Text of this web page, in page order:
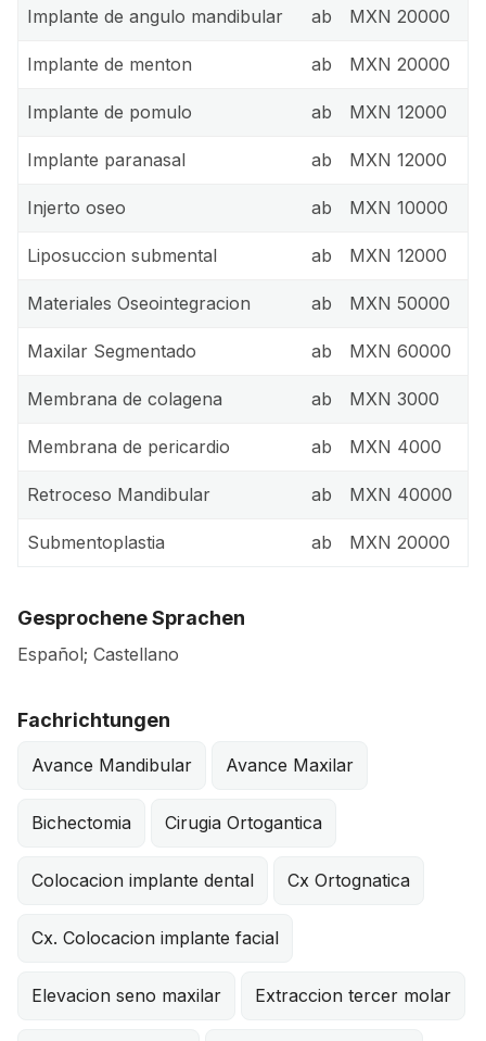
Implante de angulo mandibular ab MXN 20000
Implante de menton ab MXN 20000
Implante de pomulo ab MXN 12000
Implante paranasal ab MXN 12000
Injerto oseo ab MXN 10000
Liposuccion submental ab MXN 12000
Materiales Oseointegracion ab MXN 50000
Maxilar Segmentado ab MXN 60000
Membrana de colagena ab MXN 3000
Membrana de pericardio ab MXN 4000
Retroceso Mandibular ab MXN 40000
Submentoplastia ab MXN 20000
Gesprochene Sprachen
Español; Castellano
Fachrichtungen
Avance Mandibular Avance Maxilar
Bichectomia Cirugia Ortogantica
Colocacion implante dental Cx Ortognatica
Cx. Colocacion implante facial
Elevacion seno maxilar Extraccion tercer molar